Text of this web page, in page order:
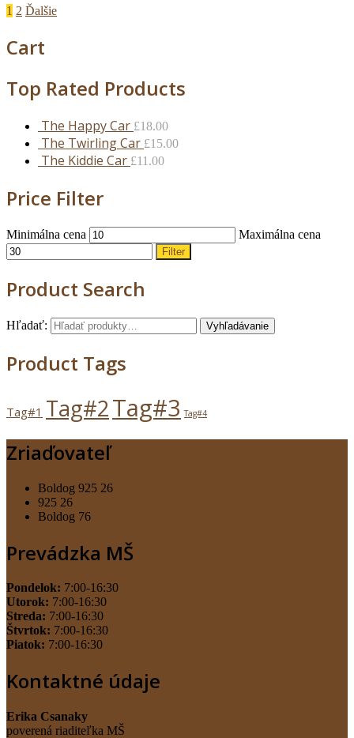
1 2 Ďalšie
Cart
Top Rated Products
The Happy Car £18.00
The Twirling Car £15.00
The Kiddie Car £11.00
Price Filter
Minimálna cena Maximálna cena
Filter
Product Search
Hľadať: Vyhľadávanie
Product Tags
Tag#1 Tag#2Tag#3 Tag#4
Zriaďovateľ
Boldog 925 26
925 26
Boldog 76
Prevádzka MŠ
Pondelok: 7:00-16:30
Utorok: 7:00-16:30
Streda: 7:00-16:30
Štvrtok: 7:00-16:30
Piatok: 7:00-16:30
Kontaktné údaje
Erika Csanaky
poverená riaditeľka MŠ